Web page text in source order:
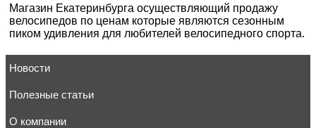
Магазин Екатеринбурга осуществляющий продажу
велосипедов по ценам которые являются сезонным
пиком удивления для любителей велосипедного спорта.
Новости
Полезные статьи
О компании